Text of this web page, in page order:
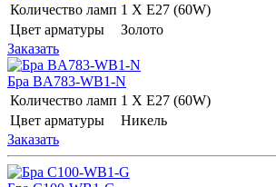
Количество ламп 1 Х E27 (60W)
Цвет арматуры
Золото
Заказать
Бра BA783-WB1-N
Количество ламп 1 Х E27 (60W)
Цвет арматуры
Никель
Заказать